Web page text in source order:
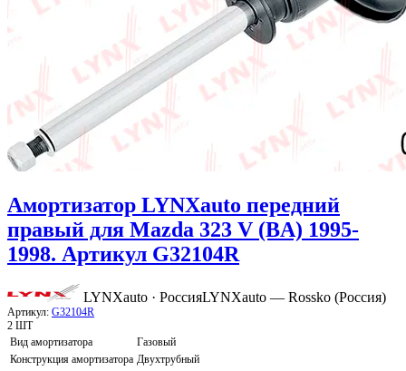
Амортизатор LYNXauto передний
правый для Mazda 323 V (BA) 1995-
1998. Артикул G32104R
LYNXauto · РоссияLYNXauto — Rossko (Россия)
Артикул: G32104R
2 ШТ
Вид амортизатора
Газовый
Конструкция амортизатора Двухтрубный